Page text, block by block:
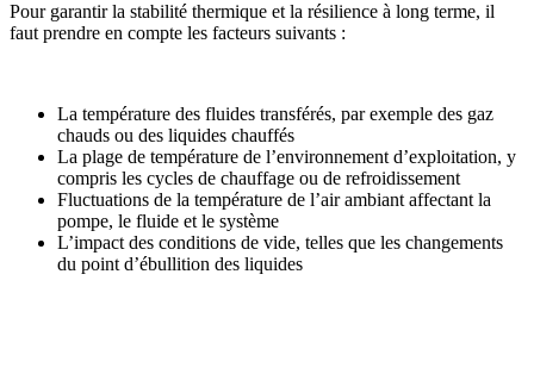
Pour garantir la stabilité thermique et la résilience à long terme, il
faut prendre en compte les facteurs suivants :
La température des fluides transférés, par exemple des gaz
chauds ou des liquides chauffés
La plage de température de l’environnement d’exploitation, y
compris les cycles de chauffage ou de refroidissement
Fluctuations de la température de l’air ambiant affectant la
pompe, le fluide et le système
L’impact des conditions de vide, telles que les changements
du point d’ébullition des liquides